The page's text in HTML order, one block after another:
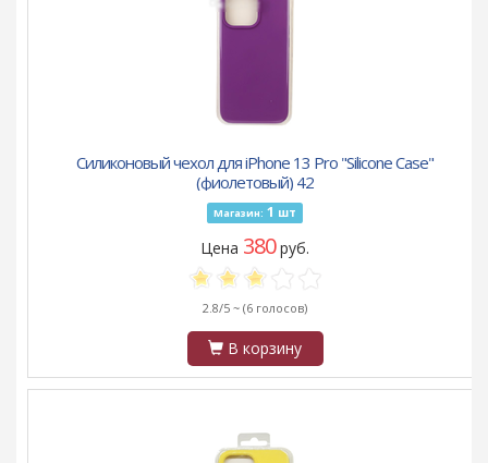
Силиконовый чехол для iPhone 13 Pro "Silicone Case"
(фиолетовый) 42
Магазин: 1 шт
Цена 380руб.
2.8/5 ~ (6 голосов)
В корзину